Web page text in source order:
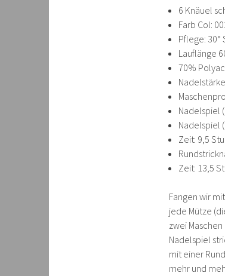
6 Knäuel
Farb Col:
Pflege: 30°
Lauflänge
70%
Nadelspiel
Nadelspiel
Zeit: 9,5
Zeit: 13,5
Fangen wir
jede Mütze
zwei
Nadelspiel
mit einer
mehr und